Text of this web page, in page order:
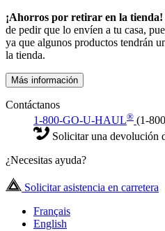
¡Ahorros por retirar en la tienda!
de pedir que lo envíen a tu casa,
ya que algunos productos tendrán
la tienda.
Más información
Contáctanos
1-800-GO-U-HAUL® (1-
Solicitar una devolución
¿Necesitas ayuda?
Solicitar asistencia en carretera
Français
English